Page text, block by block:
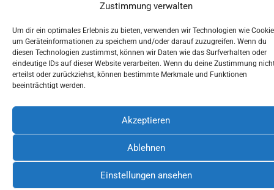
Zustimmung verwalten
Um dir ein optimales Erlebnis zu bieten, verwenden wir Technologien wie
um Geräteinformationen zu speichern und/oder darauf zuzugreifen. Wenn du
diesen Technologien zustimmst, können wir Daten wie das Surfverhalten oder
eindeutige IDs auf dieser Website verarbeiten. Wenn du deine Zustimmung
erteilst oder zurückziehst, können bestimmte Merkmale und Funktionen
beeinträchtigt werden.
Akzeptieren
Ablehnen
Einstellungen ansehen
Cookie-Richtlinie (EU)